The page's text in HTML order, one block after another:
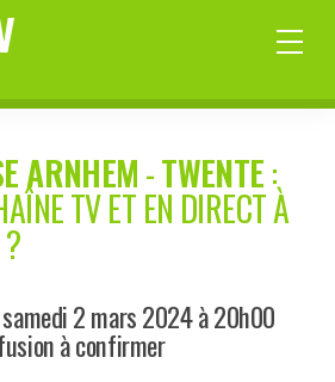
ARNHEM-TWENTE:
TV ET EN DIRECT À
2 mars 2024 à 20h00
à confirmer